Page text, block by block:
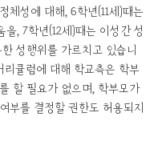
체성에 대해, 6학년(11세)때는
을, 7학년(12세)때는 이성간 성
성행위를 가르치고 있습니
리큘럼에 대해 학교측은 학부
할 필요가 없으며, 학부모가
부를 결정할 권한도 허용되지